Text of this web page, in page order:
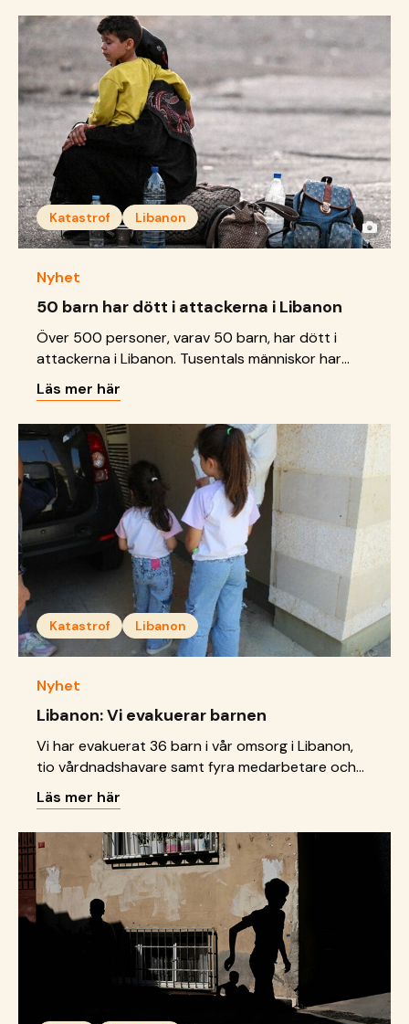
Katastrof Libanon
Nyhet
50 barn har dött i attackerna i Libanon
Över 500 personer, varav 50 barn, har dött i
attackerna i Libanon. Tusentals människor har
tvingats fly och är i akut behov av skydd och
omsorg. Många söker skydd i skolor, kyrkor och
moskéer.
Läs mer här
Katastrof Libanon
Nyhet
Libanon: Vi evakuerar barnen
Vi har evakuerat 36 barn i vår omsorg i Libanon,
tio vårdnadshavare samt fyra medarbetare och
deras familjer med anledning av spänningarna i
Mellanöstern. Den evakuerade barnbyn ligger i en
röd zon på grund av sin närhet till potentiella
militära mål.
Läs mer här